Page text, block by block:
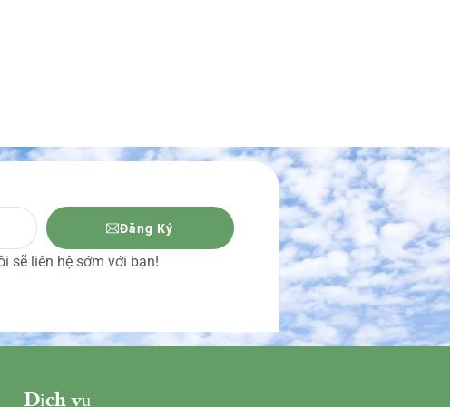
Đăng Ký
sẽ liên hệ sớm với bạn!
Dịch vụ